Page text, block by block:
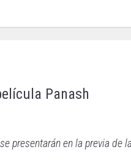
Panash
presentarán en la previa de